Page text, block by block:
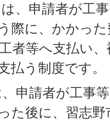
、申請者が工
際に、かかっ
者等へ支払い
払う制度です。
申請者が工事
た後に、習志